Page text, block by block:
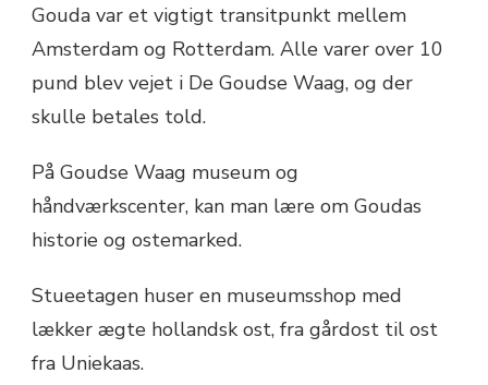
Gouda var et vigtigt transitpunkt mellem
Amsterdam og Rotterdam. Alle varer over 10
pund blev vejet i De Goudse Waag, og der
skulle betales told.
På Goudse Waag museum og
håndværkscenter, kan man lære om Goudas
historie og ostemarked.
Stueetagen huser en museumsshop med
lækker ægte hollandsk ost, fra gårdost til ost
fra Uniekaas.